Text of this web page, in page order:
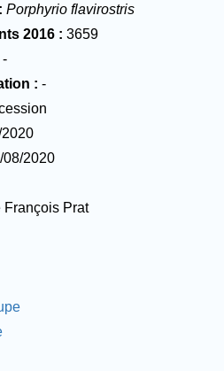
Porphyrio flavirostris
2016
3659
-
-
08/2020
François Prat